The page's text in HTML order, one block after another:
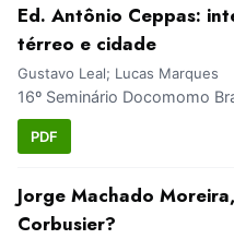
Ed. Antônio Ceppas:
térreo e cidade
Gustavo Leal; Lucas Marques
16º Seminário Docomomo
PDF
Jorge Machado
Corbusier?